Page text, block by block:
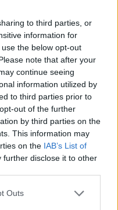
to third parties, or
information for
the below opt-out
note that after your
continue seeing
information utilized by
to third parties prior to
out of the further
by third parties on the
This information may
on the IAB’s List of
further disclose it to other
Outs